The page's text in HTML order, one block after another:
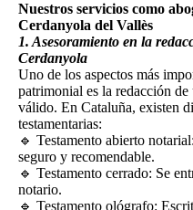
Nuestros servicios como
Cerdanyola del Vallès
1. Asesoramiento en la
Cerdanyola
Uno de los aspectos más
patrimonial es la redacción
válido. En Cataluña, existen
testamentarias:
🔹 Testamento abierto
seguro y recomendable.
🔹 Testamento cerrado: Se
notario.
🔹 Testamento ológrafo: